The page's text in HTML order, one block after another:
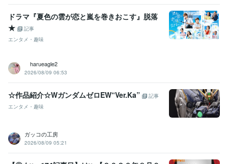
ドラマ『夏色の雲が恋と嵐を巻きおこす』脱落
★
記事
エンタメ・趣味
harueagle2
2026/08/09 06:53
☆作品紹介☆WガンダムゼロEW“Ver.Ka”
記事
エンタメ・趣味
ガッコの工房
2026/08/09 05:21